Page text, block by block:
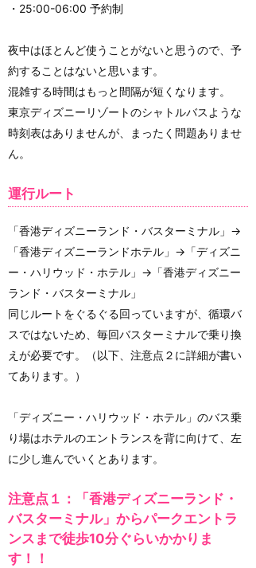
・25:00-06:00 予約制
夜中はほとんど使うことがないと思うので、予
約することはないと思います。
混雑する時間はもっと間隔が短くなります。
東京ディズニーリゾートのシャトルバスような
時刻表はありませんが、まったく問題ありませ
ん。
運行ルート
「香港ディズニーランド・バスターミナル」→
「香港ディズニーランドホテル」→「ディズニ
ー・ハリウッド・ホテル」→「香港ディズニー
ランド・バスターミナル」
同じルートをぐるぐる回っていますが、循環バ
スではないため、毎回バスターミナルで乗り換
えが必要です。（以下、注意点２に詳細が書い
てあります。）
「ディズニー・ハリウッド・ホテル」のバス乗
り場はホテルのエントランスを背に向けて、左
に少し進んでいくとあります。
注意点１：「香港ディズニーランド・
バスターミナル」からパークエントラ
ンスまで徒歩10分ぐらいかかりま
す！！